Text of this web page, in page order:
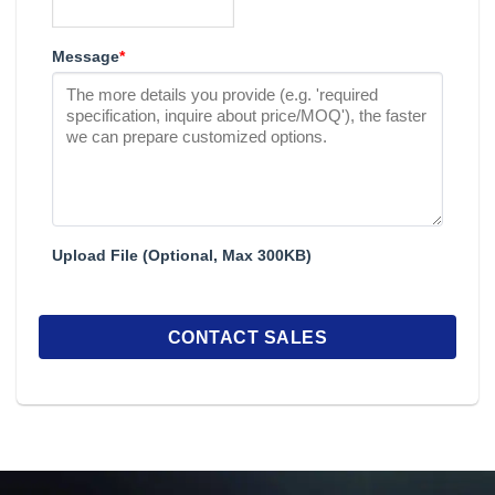
Message*
Upload File (Optional, Max 300KB)